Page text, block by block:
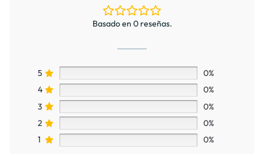
Basado en 0 reseñas.
5
0%
4
0%
3
0%
2
0%
1
0%